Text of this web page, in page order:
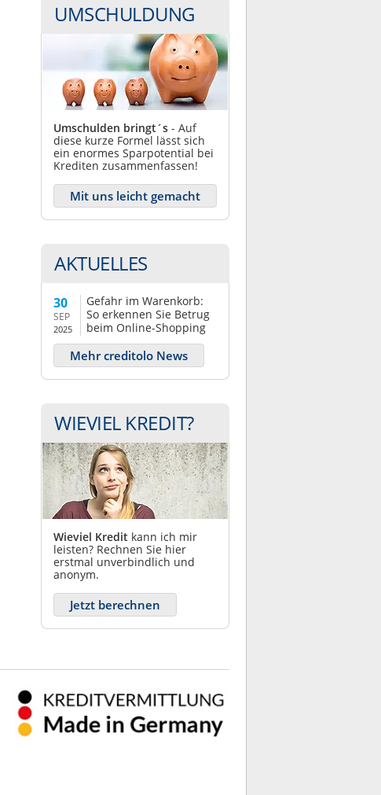
UMSCHULDUNG
Umschulden bringt´s - Auf
diese kurze Formel lässt sich
ein enormes Sparpotential bei
Krediten zusammenfassen!
Mit uns leicht gemacht
AKTUELLES
30
SEP
2025
Gefahr im Warenkorb:
So erkennen Sie Betrug
beim Online-Shopping
Mehr creditolo News
WIEVIEL KREDIT?
Wieviel Kredit kann ich mir
leisten? Rechnen Sie hier
erstmal unverbindlich und
anonym.
Jetzt berechnen